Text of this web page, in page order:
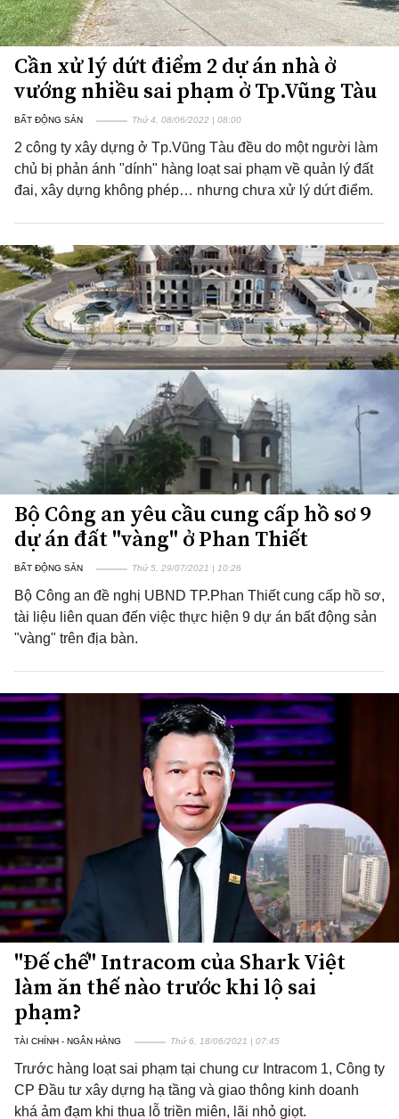
Cần xử lý dứt điểm 2 dự án nhà ở
vướng nhiều sai phạm ở Tp.Vũng Tàu
BẤT ĐỘNG SẢN Thứ 4, 08/06/2022 | 08:00
2 công ty xây dựng ở Tp.Vũng Tàu đều do một người làm
chủ bị phản ánh "dính" hàng loạt sai phạm về quản lý đất
đai, xây dựng không phép… nhưng chưa xử lý dứt điểm.
Bộ Công an yêu cầu cung cấp hồ sơ 9
dự án đất "vàng" ở Phan Thiết
BẤT ĐỘNG SẢN Thứ 5, 29/07/2021 | 10:26
Bộ Công an đề nghị UBND TP.Phan Thiết cung cấp hồ sơ,
tài liệu liên quan đến việc thực hiện 9 dự án bất động sản
"vàng" trên địa bàn.
"Đế chế" Intracom của Shark Việt
làm ăn thế nào trước khi lộ sai
phạm?
TÀI CHÍNH - NGÂN HÀNG Thứ 6, 18/06/2021 | 07:45
Trước hàng loạt sai phạm tại chung cư Intracom 1, Công ty
CP Đầu tư xây dựng hạ tầng và giao thông kinh doanh
khá ảm đạm khi thua lỗ triền miên, lãi nhỏ giọt.